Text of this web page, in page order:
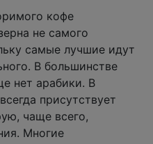
кофе
не самого
самые лучшие идут
В большинстве
нет арабики. В
присутствует
чаще всего,
Многие